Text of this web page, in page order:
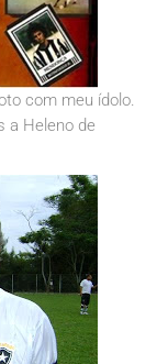
com meu ídolo.
a Heleno de